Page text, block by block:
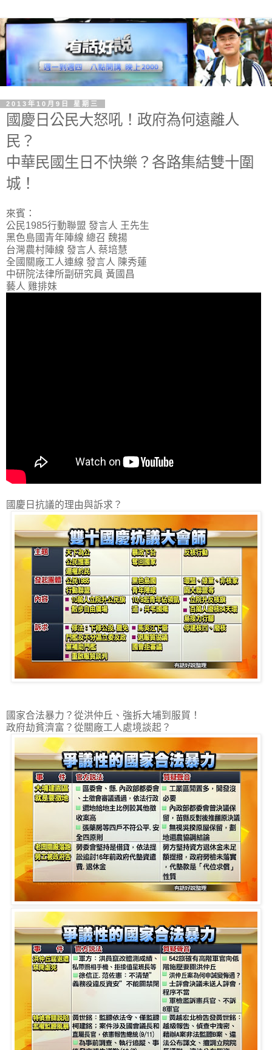
2013年10月9日 星期三
國慶日公民大怒吼！政府為何遠離人
民？
中華民國生日不快樂？各路集結雙十圍
城！
來賓：
公民1985行動聯盟 發言人 王先生
黑色島國青年陣線 總召 魏揚
台灣農村陣線 發言人 蔡培慧
全國關廠工人連線 發言人 陳秀蓮
中研院法律所副研究員 黃國昌
藝人 雞排妹
國慶日抗議的理由與訴求？
國家合法暴力？從洪仲丘、強拆大埔到服貿！
政府劫貧濟富？從關廠工人處境談起？